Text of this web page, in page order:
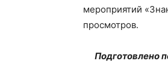
мероприятий
просмотров.
Подготовлено